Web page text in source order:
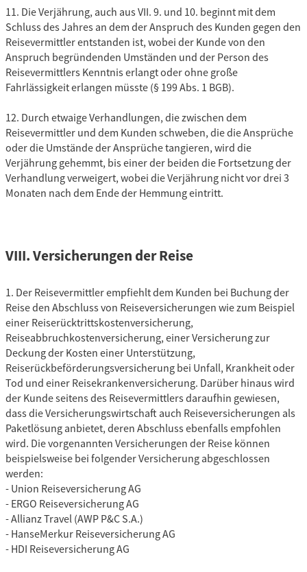
11. Die Verjährung, auch aus VII. 9. und 10. beginnt mit dem
Schluss des Jahres an dem der Anspruch des Kunden gegen den
Reisevermittler entstanden ist, wobei der Kunde von den
Anspruch begründenden Umständen und der Person des
Reisevermittlers Kenntnis erlangt oder ohne große
Fahrlässigkeit erlangen müsste (§ 199 Abs. 1 BGB).
12. Durch etwaige Verhandlungen, die zwischen dem
Reisevermittler und dem Kunden schweben, die die Ansprüche
oder die Umstände der Ansprüche tangieren, wird die
Verjährung gehemmt, bis einer der beiden die Fortsetzung der
Verhandlung verweigert, wobei die Verjährung nicht vor drei 3
Monaten nach dem Ende der Hemmung eintritt.
VIII. Versicherungen der Reise
1. Der Reisevermittler empfiehlt dem Kunden bei Buchung der
Reise den Abschluss von Reiseversicherungen wie zum Beispiel
einer Reiserücktrittskostenversicherung,
Reiseabbruchkostenversicherung, einer Versicherung zur
Deckung der Kosten einer Unterstützung,
Reiserückbeförderungsversicherung bei Unfall, Krankheit oder
Tod und einer Reisekrankenversicherung. Darüber hinaus wird
der Kunde seitens des Reisevermittlers daraufhin gewiesen,
dass die Versicherungswirtschaft auch Reiseversicherungen als
Paketlösung anbietet, deren Abschluss ebenfalls empfohlen
wird. Die vorgenannten Versicherungen der Reise können
beispielsweise bei folgender Versicherung abgeschlossen
werden:
- Union Reiseversicherung AG
- ERGO Reiseversicherung AG
- Allianz Travel (AWP P&C S.A.)
- HanseMerkur Reiseversicherung AG
- HDI Reiseversicherung AG